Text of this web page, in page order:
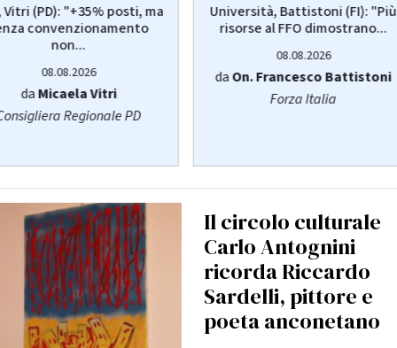
Vitri (PD): "+35% posti, ma
convenzionamento
non...
08.08.2026
daMicaela Vitri
Regionale PD
Università, Battistoni (FI): "Più
risorse al FFO dimostrano...
08.08.2026
daOn. Francesco Battistoni
Forza Italia
Il circolo culturale
Carlo Antognini
ricorda Riccardo
Sardelli, pittore e
poeta anconetano